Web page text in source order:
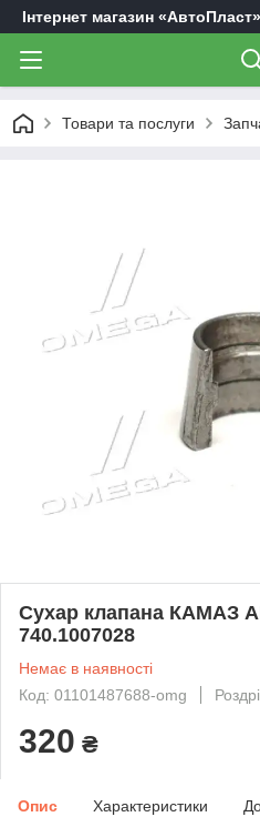
Інтернет магазин «АвтоПласт»
Товари та послуги
Сухар клапана КАМАЗ
740.1007028
Немає в наявності
Код: 01101487688-omg
320 ₴
Опис Характеристики